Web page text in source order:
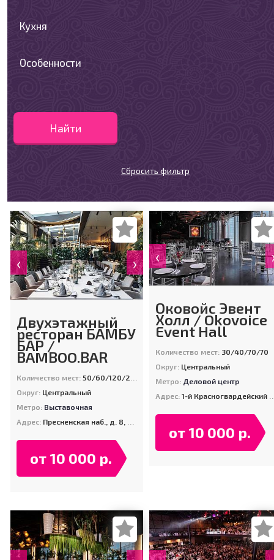
Кухня
Особенности
Найти
Сбросить фильтр
‹ ›
Двухэтажный
ресторан БАМБУ
БАР /
BAMBOO.BAR
Количество мест: 50/60/120/200
Округ: Центральный
Метро: Выставочная
Адрес: Пресненская наб., д. 8, стр. 1 (Москва-Сити, Башня Город-Столиц)
от 10 000 р.
‹
Оковойс Эвент
Холл / Okovoice
Event Hall
Количество мест: 30/40/70/70
Округ: Центральный
Метро: Деловой центр
Адрес: 1-й Красногвардейский пр., 21, стр. 2
от 10 000 р.